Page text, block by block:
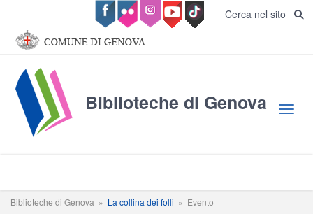
Salta al contenuto principale Cerca nel sito
Biblioteche di Genova
Biblioteche di Genova » La collina dei folli » Evento